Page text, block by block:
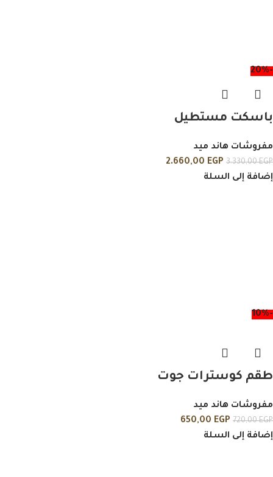
-20%
باسكت مستطيل
مفروشات هاند ميد
3.330,00EGP
2.660,00 EGP
إضافة إلى السلة
-10%
طقم كوسترات جوت
مفروشات هاند ميد
720,00EGP
650,00 EGP
إضافة إلى السلة